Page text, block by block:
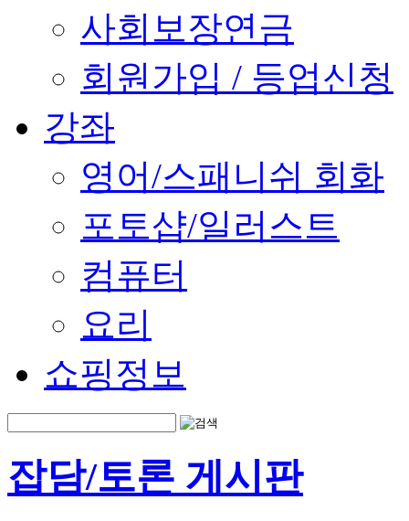
사회보장연금
회원가입 / 등업신청
강좌
영어/스패니쉬 회화
포토샵/일러스트
컴퓨터
요리
쇼핑정보
잡담/토론 게시판